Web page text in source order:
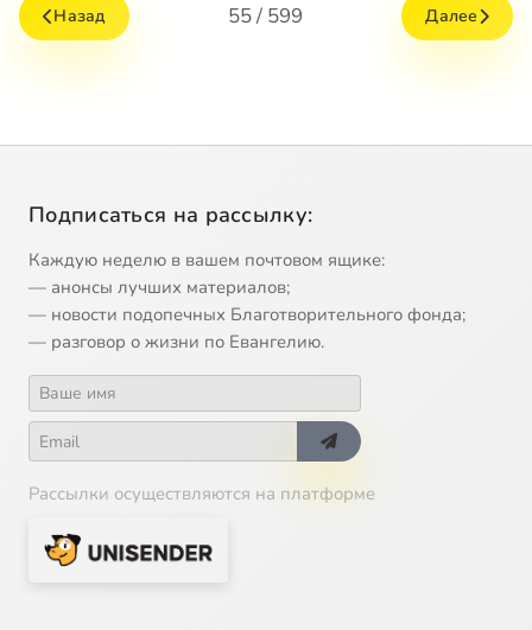
Назад 55 / 599 Далее
Подписаться на рассылку:
Каждую неделю в вашем почтовом ящике:
— анонсы лучших материалов;
— новости подопечных Благотворительного фонда;
— разговор о жизни по Евангелию.
Рассылки осуществляются на платформе